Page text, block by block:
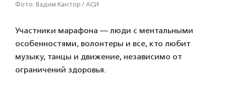
Фото: Вадим Кантор / АСИ
Участники марафона — люди с ментальными
особенностями, волонтеры и все, кто любит
музыку, танцы и движение, независимо от
ограничений здоровья.